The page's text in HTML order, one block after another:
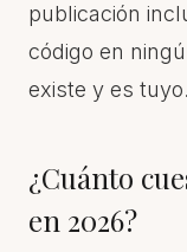
publicación
código en
existe y es tuyo.
¿Cuánto
en 2026?